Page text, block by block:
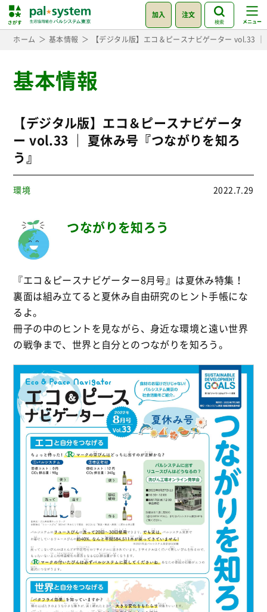
加入 注文
検索
ホーム 基本情報 【デジタル版】エコ＆ピースナビゲーター vol.33
基本情報
【デジタル版】エコ＆ピースナビゲータ
ー vol.33 ｜ 夏休み号『つながりを知ろ
う』
環境 2022.7.29
つながりを知ろう
『エコ＆ピースナビゲーター8月号』は夏休み特集！
裏面は組み立てると夏休み自由研究のヒント手帳にな
るよ。
冊子の中のヒントを見ながら、身近な環境と遠い世界
の戦争まで、世界と自分とのつながりを知ろう。